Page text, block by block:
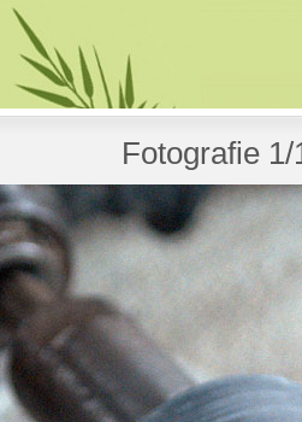
Fotografie 1/